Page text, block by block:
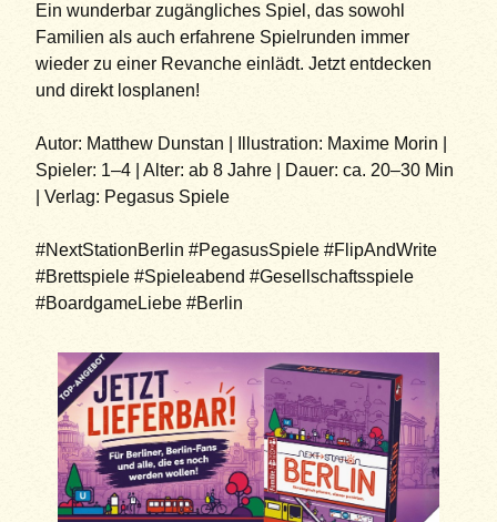
Ein wunderbar zugängliches Spiel, das sowohl
Familien als auch erfahrene Spielrunden immer
wieder zu einer Revanche einlädt. Jetzt entdecken
und direkt losplanen!
Autor: Matthew Dunstan | Illustration: Maxime Morin |
Spieler: 1–4 | Alter: ab 8 Jahre | Dauer: ca. 20–30 Min
| Verlag: Pegasus Spiele
#NextStationBerlin #PegasusSpiele #FlipAndWrite
#Brettspiele #Spieleabend #Gesellschaftsspiele
#BoardgameLiebe #Berlin